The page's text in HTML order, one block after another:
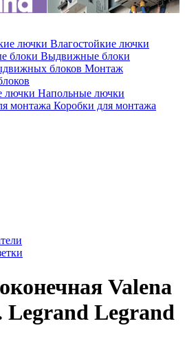
Влагостойкие лючки
Выдвижные блоки
Монтаж
Напольные лючки
Коробки для монтажа
Valena
Legrand